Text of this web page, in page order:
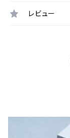
レビュー